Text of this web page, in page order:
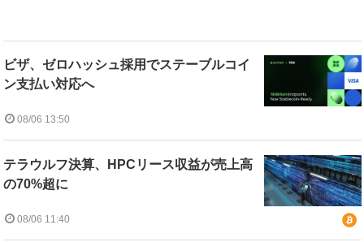
ビザ、ゼロハッシュ採用でステーブルコイ
ン支払い対応へ
08/06 13:50
テラウルフ決算、HPCリース収益が売上高
の70%超に
08/06 11:40